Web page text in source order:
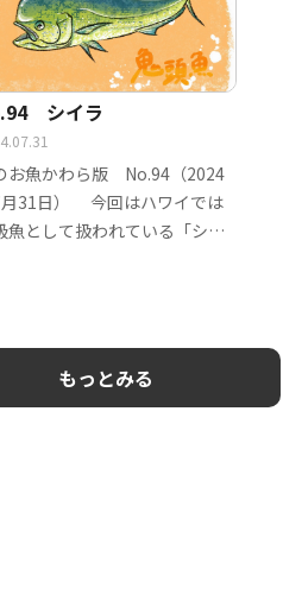
シイラ
お魚かわら版 No.94（2024
31日） 今回はハワイでは
魚として扱われている「シイ
もっとみる